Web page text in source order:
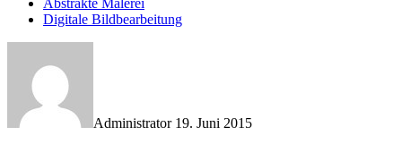
Abstrakte Malerei
Digitale Bildbearbeitung
Administrator 19. Juni 2015